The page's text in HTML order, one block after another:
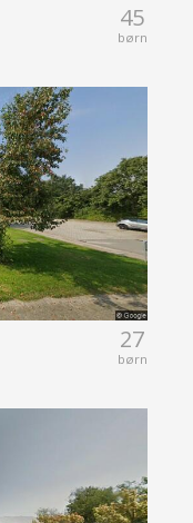
45
børn
27
børn